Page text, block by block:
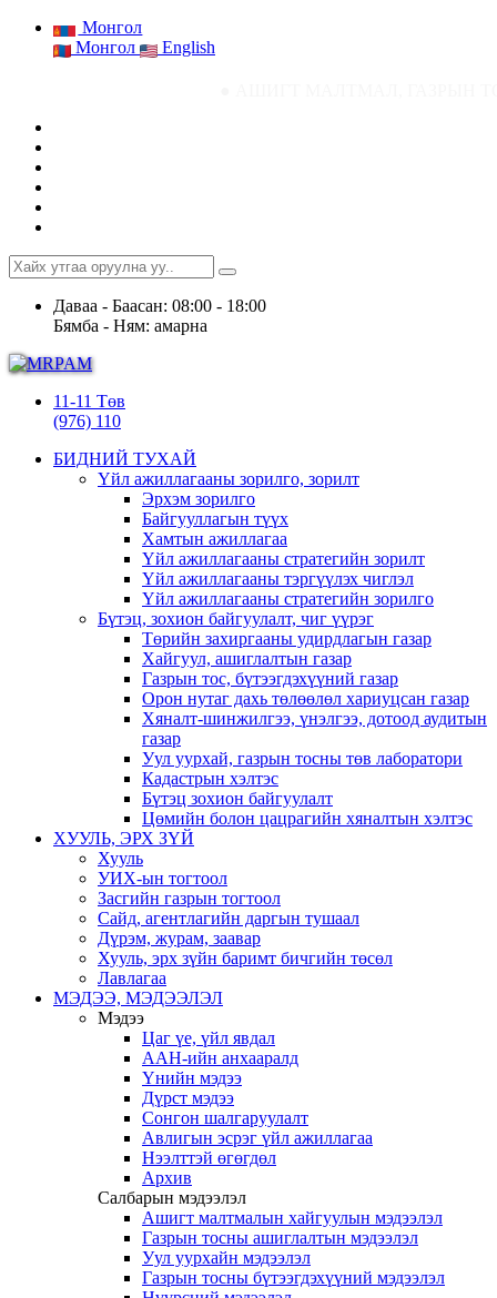
Монгол
Монгол
English
Даваа - Баасан: 08:00 - 18:00
Бямба - Ням: амарна
11-11 Төв
(976) 110
БИДНИЙ ТУХАЙ
Үйл ажиллагааны зорилго, зорилт
Эрхэм зорилго
Байгууллагын түүх
Хамтын ажиллагаа
Үйл ажиллагааны стратегийн зорилт
Үйл ажиллагааны тэргүүлэх чиглэл
Үйл ажиллагааны стратегийн зорилго
Бүтэц, зохион байгуулалт, чиг үүрэг
Төрийн захиргааны удирдлагын газар
Хайгуул, ашиглалтын газар
Газрын тос, бүтээгдэхүүний газар
Орон нутаг дахь төлөөлөл хариуцсан газар
Хяналт-шинжилгээ, үнэлгээ, дотоод аудитын
газар
Уул уурхай, газрын тосны төв лаборатори
Кадастрын хэлтэс
Бүтэц зохион байгуулалт
Цөмийн болон цацрагийн хяналтын хэлтэс
ХУУЛЬ, ЭРХ ЗҮЙ
Хууль
УИХ-ын тогтоол
Засгийн газрын тогтоол
Сайд, агентлагийн даргын тушаал
Дүрэм, журам, заавар
Хууль, эрх зүйн баримт бичгийн төсөл
Лавлагаа
МЭДЭЭ, МЭДЭЭЛЭЛ
Мэдээ
Цаг үе, үйл явдал
ААН-ийн анхааралд
Үнийн мэдээ
Дүрст мэдээ
Сонгон шалгаруулалт
Авлигын эсрэг үйл ажиллагаа
Нээлттэй өгөгдөл
Архив
Салбарын мэдээлэл
Ашигт малтмалын хайгуулын мэдээлэл
Газрын тосны ашиглалтын мэдээлэл
Уул уурхайн мэдээлэл
Газрын тосны бүтээгдэхүүний мэдээлэл